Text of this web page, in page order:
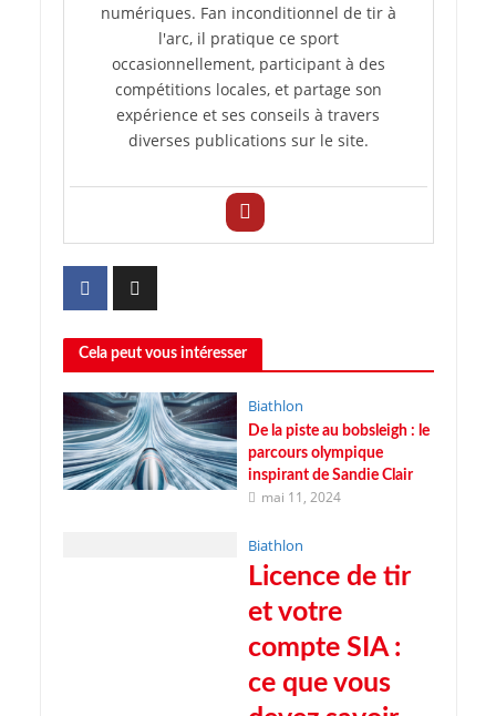
numériques. Fan inconditionnel de tir à
l'arc, il pratique ce sport
occasionnellement, participant à des
compétitions locales, et partage son
expérience et ses conseils à travers
diverses publications sur le site.
Cela peut vous intéresser
Biathlon
De la piste au bobsleigh : le
parcours olympique
inspirant de Sandie Clair
mai 11, 2024
Biathlon
Licence de tir
et votre
compte SIA :
ce que vous